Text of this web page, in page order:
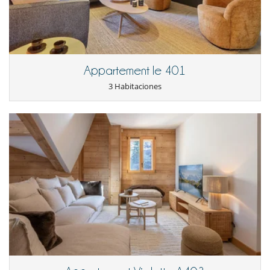
Cocine usted mismo
organización de entregas de compras, traslados a la estación de tren o
al aeropuerto, reservas en restaurantes, servicio de niñera,
actividades, servicios de bienestar y decoraciones navideñas.
- Servicio de conserjería Serenity Pass : incluye, además de los servicios
de conserjería del Snow Pass y del Pass Plus, la reserva de un
chef/catering (dependiendo de la categoría de la propiedad),
mayordomo (a partir de cierta cantidad), transporte privado
(conductores, taxis), traslado en helicóptero (heliski) u otros
- Lenguas habladas por el personal doméstico : Inglés - Francés
- Check-in :17:00 h- Check out :10:00 h
- El propietario requiere un depósito por un importe de :
- El depósito se pagará de la siguiente manera :
Enlace EXTERNO
Condiciones de reserva
- Depósito cargado por Villanovo en el momento de la reserva :30 %
- 2º pago45 Díasantes de la llegada :70 %del total de la reserva.
- El propietario podrá exigirle las cantidades debidas en moneda local.
- El precio total de la reserva no incluye las consumiciones, comidas y
otros servicios solicitados in situ.
- El montante de los pagos en moneda local, puede variar en función
de las tasas de cambio apliclables.
Condiciones y gastos de anulación
Appartement le 401
3 Habitaciones